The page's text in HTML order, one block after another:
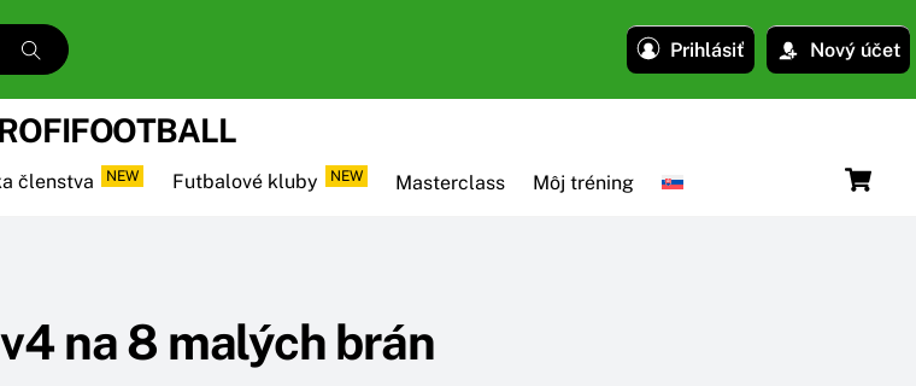
Prihlásiť Nový účet
členstva NEW Futbalové kluby NEW Masterclass Môj tréning
na 8 malých brán